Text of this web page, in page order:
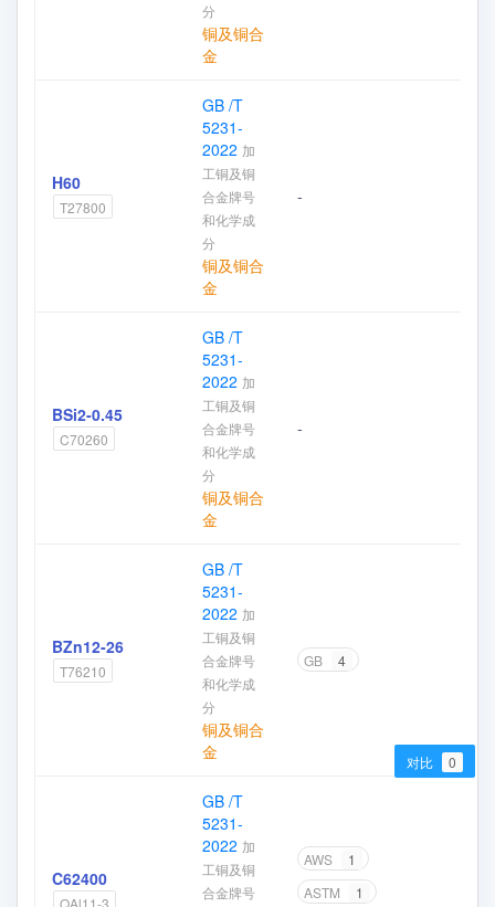
分
铜及铜合
金
H60
T27800
GB /T
5231-
2022 加
工铜及铜
合金牌号
和化学成
分
铜及铜合
金
-
BSi2-0.45
C70260
GB /T
5231-
2022 加
工铜及铜
合金牌号
和化学成
分
铜及铜合
金
-
BZn12-26
T76210
GB /T
5231-
2022 加
工铜及铜
合金牌号
和化学成
分
铜及铜合
金
GB 4
C62400
GB /T
5231-
2022 加
工铜及铜
合金牌号
AWS
1
ASTM
1
对比 0